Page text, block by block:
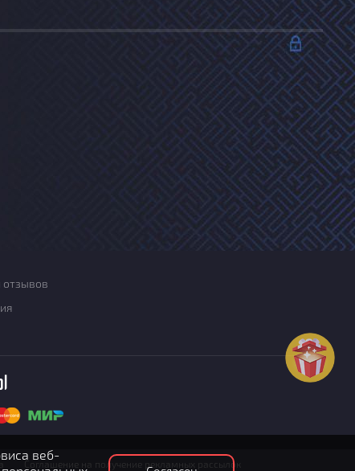
Соглашение на получение рекламных рассылок
веб-